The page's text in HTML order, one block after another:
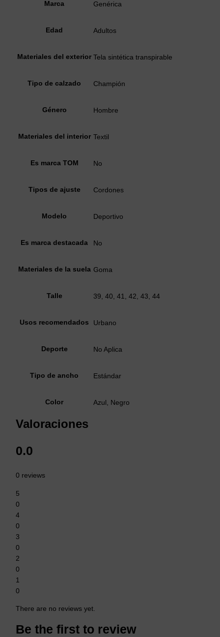
Marca Genérica
Edad Adultos
Materiales del exterior Tela sintética transpirable
Tipo de calzado Champión
Género Hombre
Materiales del interior Textil
Es marca TOM No
Tipos de ajuste Cordones
Modelo Deportivo
Es marca destacada No
Materiales de la suela Goma
Talle 39, 40, 41, 42, 43, 44
Usos recomendados Urbano
Deporte No Aplica
Tipo de ancho Estándar
Color Azul, Negro
Valoraciones
0.0
0 reviews
5
0
4
0
3
0
2
0
1
0
There are no reviews yet.
Be the first to review